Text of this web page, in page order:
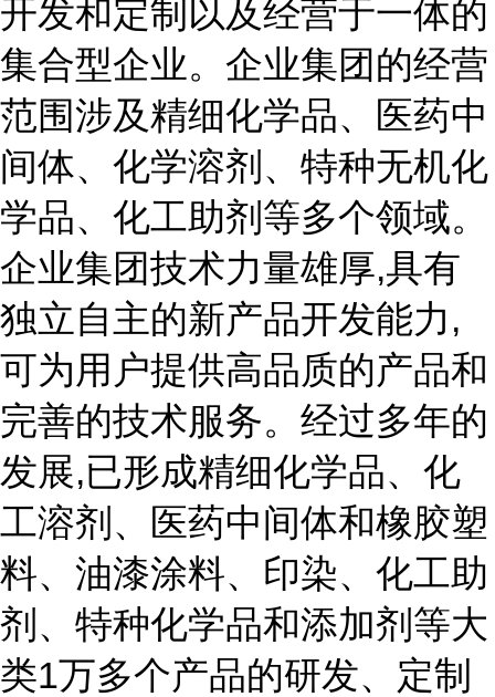
开发和定制以及经营于一体的
集合型企业。企业集团的经营
范围涉及精细化学品、医药中
间体、化学溶剂、特种无机化
学品、化工助剂等多个领域。
企业集团技术力量雄厚,具有
独立自主的新产品开发能力,
可为用户提供高品质的产品和
完善的技术服务。经过多年的
发展,已形成精细化学品、化
工溶剂、医药中间体和橡胶塑
料、油漆涂料、印染、化工助
剂、特种化学品和添加剂等大
类1万多个产品的研发、定制